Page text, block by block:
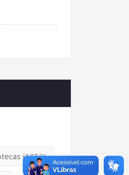
(1053)